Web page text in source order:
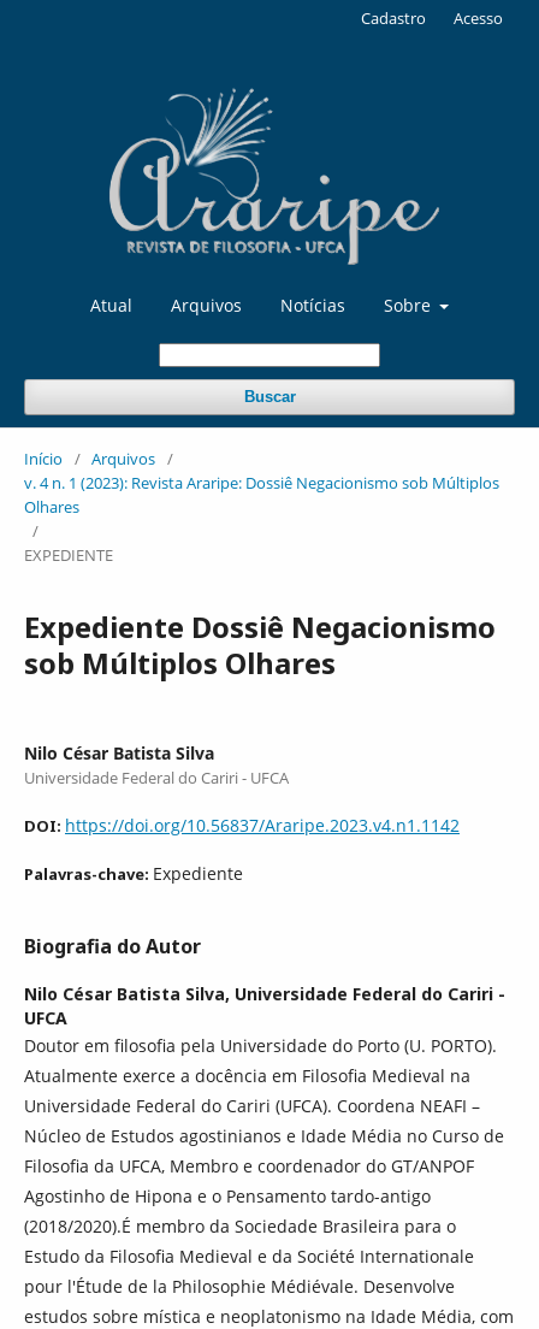
Atual Arquivos Notícias Sobre
Buscar
Cadastro Acesso
Início / Arquivos /
v. 4 n. 1 (2023): Revista Araripe: Dossiê Negacionismo sob Múltiplos
Olhares
/
EXPEDIENTE
Expediente Dossiê Negacionismo
sob Múltiplos Olhares
Nilo César Batista Silva
Universidade Federal do Cariri - UFCA
DOI: https://doi.org/10.56837/Araripe.2023.v4.n1.1142
Palavras-chave: Expediente
Biografia do Autor
Nilo César Batista Silva, Universidade Federal do Cariri -
UFCA
Doutor em filosofia pela Universidade do Porto (U. PORTO).
Atualmente exerce a docência em Filosofia Medieval na
Universidade Federal do Cariri (UFCA). Coordena NEAFI –
Núcleo de Estudos agostinianos e Idade Média no Curso de
Filosofia da UFCA, Membro e coordenador do GT/ANPOF
Agostinho de Hipona e o Pensamento tardo-antigo
(2018/2020).É membro da Sociedade Brasileira para o
Estudo da Filosofia Medieval e da Société Internationale
pour l'Étude de la Philosophie Médiévale. Desenvolve
estudos sobre mística e neoplatonismo na Idade Média, com